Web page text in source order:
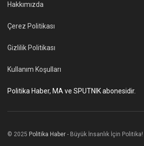
Hakkımızda
Çerez Politikası
Gizlilik Politikası
Kullanım Koşulları
Politika Haber, MA ve SPUTNIK abonesidir.
© 2025 Politika Haber - Büyük İnsanlık İçin Politika!